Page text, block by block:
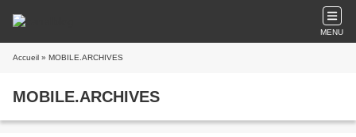
MENU
Accueil » MOBILE.ARCHIVES
MOBILE.ARCHIVES